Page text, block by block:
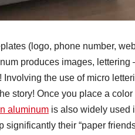
(logo, phone number,
produces images,
the use of micro
story! Once you place a
aluminum is also widely used
significantly their “paper